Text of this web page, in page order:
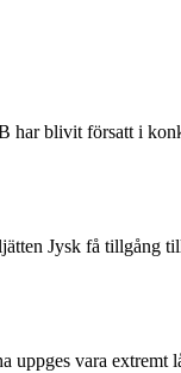
har blivit försatt i
Jysk få tillgång
uppges vara